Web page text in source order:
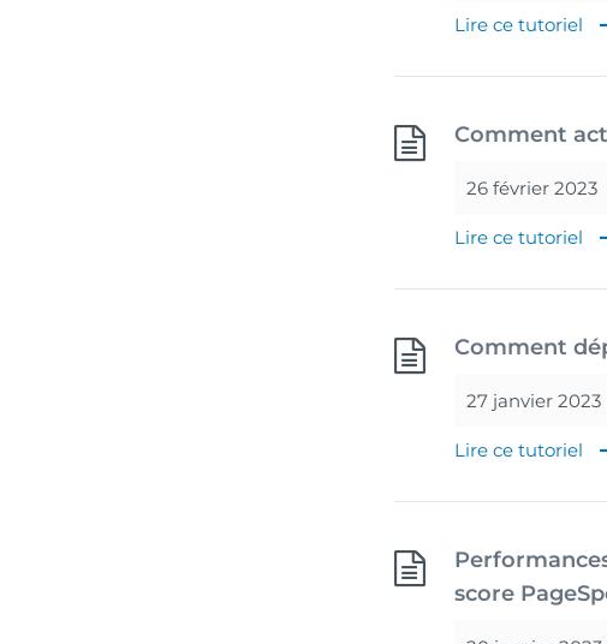
Lire ce tutoriel
Comment
26 février 2023
Lire ce tutoriel
Comment
27 janvier 2023
Lire ce tutoriel
score